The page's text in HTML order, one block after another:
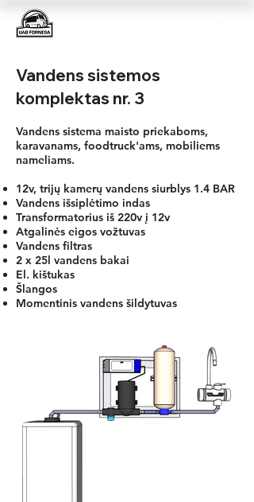
Vandens sistemos
komplektas nr. 3
Vandens sistema maisto priekaboms,
karavanams, foodtruck'ams, mobiliems
nameliams.
12v, trijų kamerų vandens siurblys 1.4 BAR
Vandens išsiplėtimo indas
Transformatorius iš 220v į 12v
Atgalinės eigos vožtuvas
Vandens filtras
2 x 25l vandens bakai
El. kištukas
Šlangos
Momentinis vandens šildytuvas